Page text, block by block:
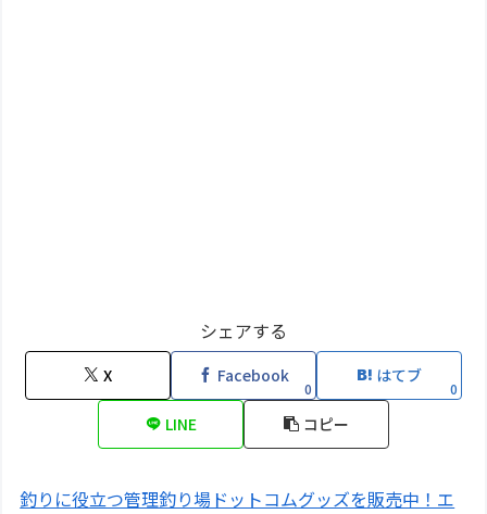
シェアする
X Facebook
0
はてブ
0
LINE コピー
釣りに役立つ管理釣り場ドットコムグッズを販売中！エ